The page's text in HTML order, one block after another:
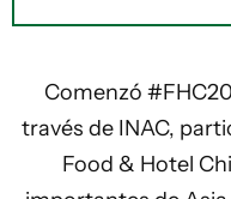
Comenzó
través de INAC,
Food & Hotel